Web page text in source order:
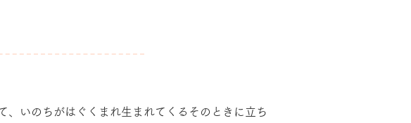
、いのちがはぐくまれ生まれてくるそのときに立ち